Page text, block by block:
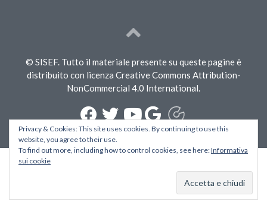
© SISEF. Tutto il materiale presente su queste pagine è
distribuito con licenza Creative Commons Attribution-
NonCommercial 4.0 International.
Privacy & Cookies: This site uses cookies. By continuing to use this
website, you agree to their use.
To find out more, including how to control cookies, see here:Informativa
sui cookie